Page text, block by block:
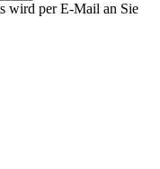
wird per E-Mail an Sie